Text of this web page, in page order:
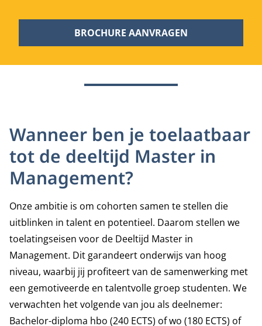
BROCHURE AANVRAGEN
Wanneer ben je toelaatbaar
tot de deeltijd Master in
Management?
Onze ambitie is om cohorten samen te stellen die
uitblinken in talent en potentieel. Daarom stellen we
toelatingseisen voor de Deeltijd Master in
Management. Dit garandeert onderwijs van hoog
niveau, waarbij jij profiteert van de samenwerking met
een gemotiveerde en talentvolle groep studenten. We
verwachten het volgende van jou als deelnemer:
Bachelor-diploma hbo (240 ECTS) of wo (180 ECTS) of